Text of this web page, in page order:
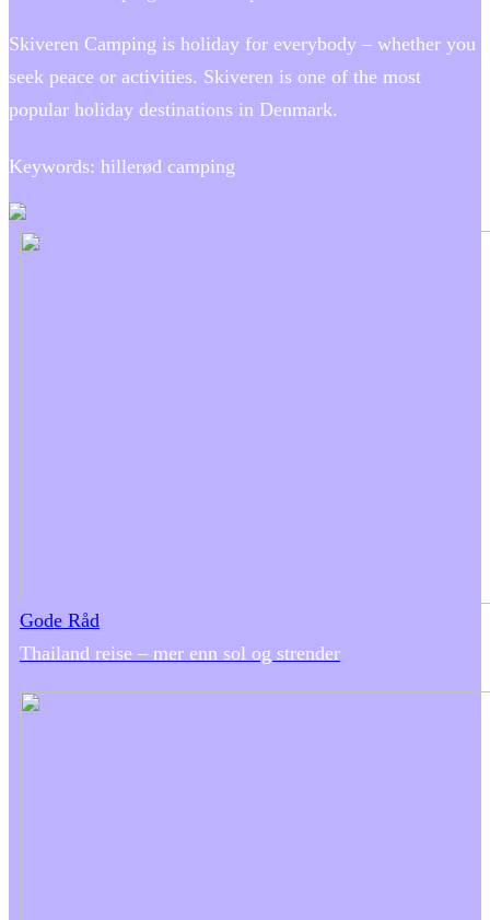
Skiveren Camping is holiday for everybody – whether you
seek peace or activities. Skiveren is one of the most
popular holiday destinations in Denmark.
Keywords: hillerød camping
Gode Råd
Thailand reise – mer enn sol og strender